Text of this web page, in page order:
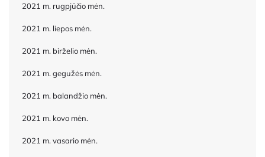
2021 m. rugpjūčio mėn.
2021 m. liepos mėn.
2021 m. birželio mėn.
2021 m. gegužės mėn.
2021 m. balandžio mėn.
2021 m. kovo mėn.
2021 m. vasario mėn.